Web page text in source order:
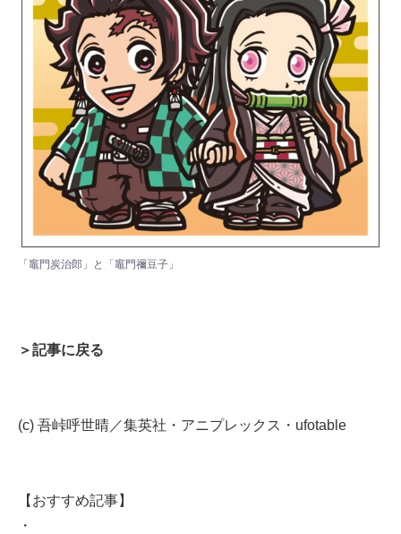
「竈門炭治郎」と「竈門禰豆子」
＞記事に戻る
(c) 吾峠呼世晴／集英社・アニプレックス・ufotable
【おすすめ記事】
・